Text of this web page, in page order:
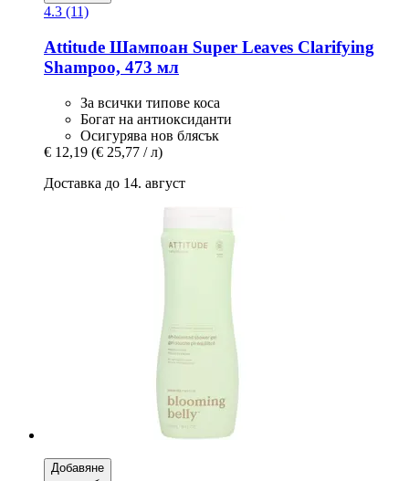
4.3 (11)
Attitude Шампоан Super Leaves Clarifying
Shampoo, 473 мл
За всички типове коса
Богат на антиоксиданти
Осигурява нов блясък
€ 12,19 (€ 25,77 / л)
Доставка до 14. август
Добавяне